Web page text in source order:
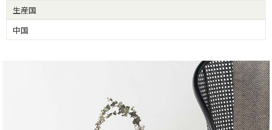
生産国
中国